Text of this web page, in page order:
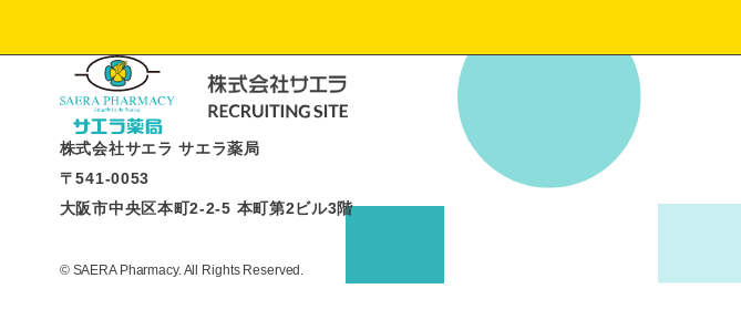
株式会社サエラ サエラ薬局
〒541-0053
大阪市中央区本町2-2-5 本町第2ビル3階
© SAERA Pharmacy. All Rights Reserved.